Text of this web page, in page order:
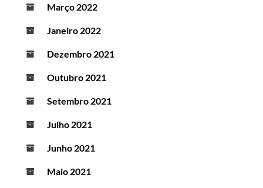
Março 2022
Janeiro 2022
Dezembro 2021
Outubro 2021
Setembro 2021
Julho 2021
Junho 2021
Maio 2021